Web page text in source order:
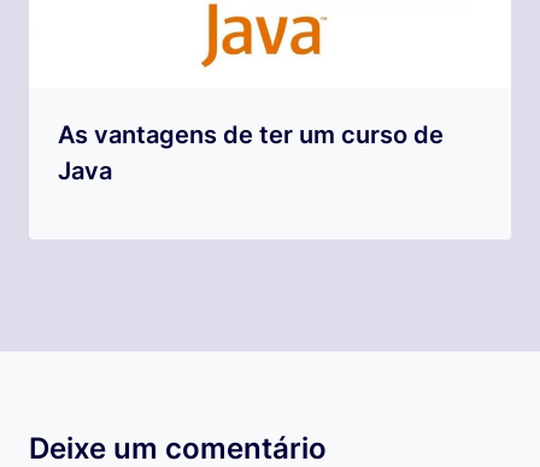
As vantagens de ter um curso de
Java
Deixe um comentário